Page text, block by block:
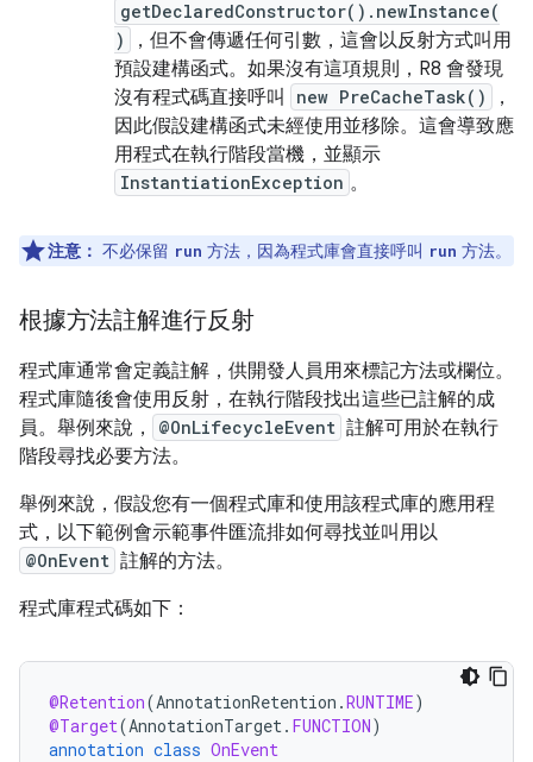
getDeclaredConstructor().newInstance(
)
，但不會傳遞任何引數，這會以反射方式叫用
預設建構函式。如果沒有這項規則，R8 會發現
沒有程式碼直接呼叫
new PreCacheTask()
，
因此假設建構函式未經使用並移除。這會導致應
用程式在執行階段當機，並顯示
InstantiationException 。
注意： 不必保留 run 方法，因為程式庫會直接呼叫 run 方法。
根據方法註解進行反射
程式庫通常會定義註解，供開發人員用來標記方法或欄位。
程式庫隨後會使用反射，在執行階段找出這些已註解的成
員。舉例來說，
@OnLifecycleEvent 註解可用於在執行
階段尋找必要方法。
舉例來說，假設您有一個程式庫和使用該程式庫的應用程
式，以下範例會示範事件匯流排如何尋找並叫用以
@OnEvent 註解的方法。
程式庫程式碼如下：
@Retention(AnnotationRetention .RUNTIME)
@Target(AnnotationTarget. FUNCTION)
annotation class OnEvent